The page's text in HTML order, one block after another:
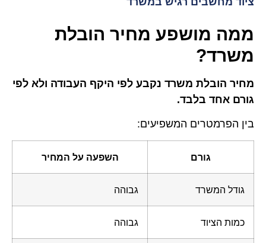
ממה מושפע מחיר הובלת
משרד?
מחיר הובלת משרד נקבע לפי היקף העבודה ולא לפי
גורם אחד בלבד.
בין הפרמטרים המשפיעים:
גורם השפעה על המחיר
גודל המשרד גבוהה
כמות הציוד גבוהה